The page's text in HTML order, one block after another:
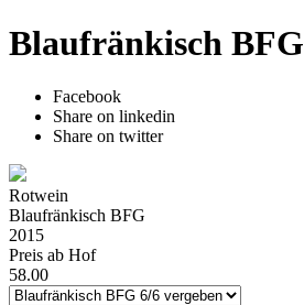
Blaufränkisch BFG
Facebook
Share on linkedin
Share on twitter
Rotwein
Blaufränkisch BFG
2015
Preis ab Hof
58.00